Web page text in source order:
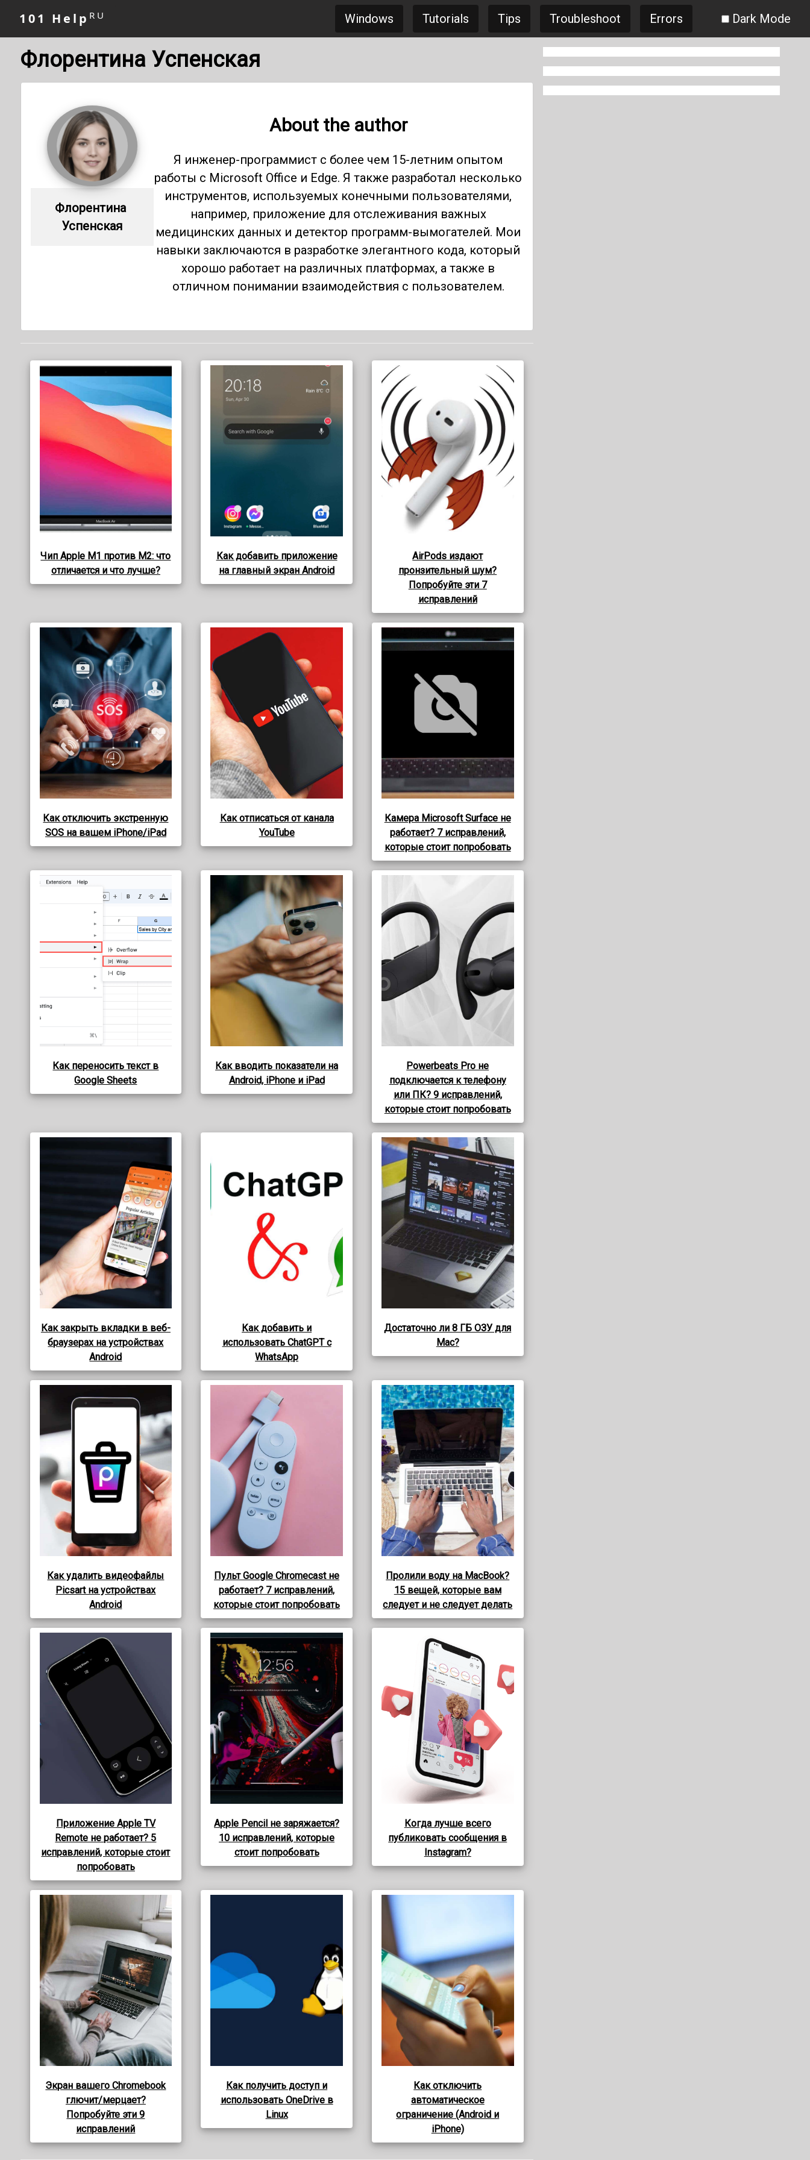
101 Help RU Windows Tutorials Tips Troubleshoot Errors Dark Mode
Флорентина Успенская
Флорентина
Успенская
About the author
Я инженер-программист с более чем 15-летним опытом
работы с Microsoft Office и Edge. Я также разработал несколько
инструментов, используемых конечными пользователями,
например, приложение для отслеживания важных
медицинских данных и детектор программ-вымогателей. Мои
навыки заключаются в разработке элегантного кода, который
хорошо работает на различных платформах, а также в
отличном понимании взаимодействия с пользователем.
Чип Apple M1 против M2: что
отличается и что лучше?
Как добавить приложение
на главный экран Android
AirPods издают
пронзительный шум?
Попробуйте эти 7
исправлений
Как отключить экстренную
SOS на вашем iPhone/iPad
Как отписаться от канала
YouTube
Камера Microsoft Surface не
работает? 7 исправлений,
которые стоит попробовать
Как переносить текст в
Google Sheets
Как вводить показатели на
Android, iPhone и iPad
Powerbeats Pro не
подключается к телефону
или ПК? 9 исправлений,
которые стоит попробовать
Как закрыть вкладки в веб-
браузерах на устройствах
Android
Как добавить и
использовать ChatGPT с
WhatsApp
Достаточно ли 8 ГБ ОЗУ для
Mac?
Как удалить видеофайлы
Picsart на устройствах
Android
Пульт Google Chromecast не
работает? 7 исправлений,
которые стоит попробовать
Пролили воду на MacBook?
15 вещей, которые вам
следует и не следует делать
Приложение Apple TV
Remote не работает? 5
исправлений, которые стоит
попробовать
Apple Pencil не заряжается?
10 исправлений, которые
стоит попробовать
Когда лучше всего
публиковать сообщения в
Instagram?
Экран вашего Chromebook
глючит/мерцает?
Попробуйте эти 9
исправлений
Как получить доступ и
использовать OneDrive в
Linux
Как отключить
автоматическое
ограничение (Android и
iPhone)